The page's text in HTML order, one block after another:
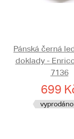
Pánská černá
doklady -
7136
699
vyprodáno